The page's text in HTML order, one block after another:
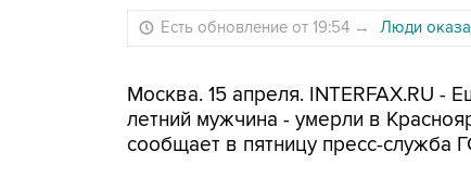
Есть обновление от 19:54 → Люди
Москва. 15 апреля. INTERFAX.RU -
летний мужчина - умерли в
сообщает в пятницу пресс-служба